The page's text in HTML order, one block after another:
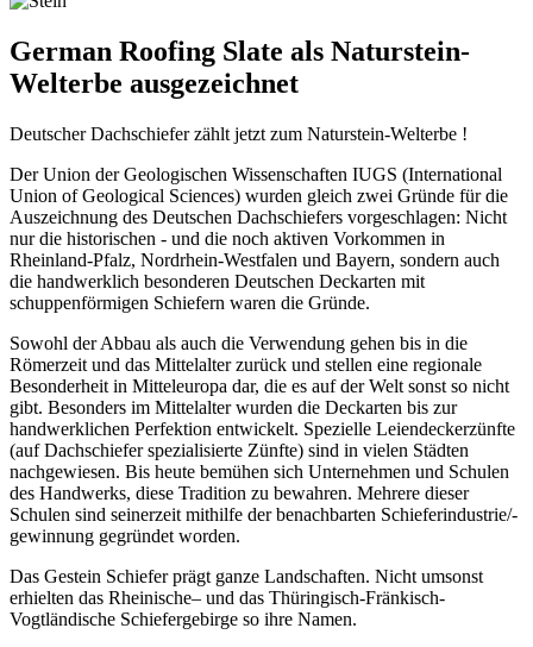
German Roofing Slate als Naturstein-
Welterbe ausgezeichnet
Deutscher Dachschiefer zählt jetzt zum Naturstein-Welterbe !
Der Union der Geologischen Wissenschaften IUGS (International
Union of Geological Sciences) wurden gleich zwei Gründe für die
Auszeichnung des Deutschen Dachschiefers vorgeschlagen: Nicht
nur die historischen - und die noch aktiven Vorkommen in
Rheinland-Pfalz, Nordrhein-Westfalen und Bayern, sondern auch
die handwerklich besonderen Deutschen Deckarten mit
schuppenförmigen Schiefern waren die Gründe.
Sowohl der Abbau als auch die Verwendung gehen bis in die
Römerzeit und das Mittelalter zurück und stellen eine regionale
Besonderheit in Mitteleuropa dar, die es auf der Welt sonst so nicht
gibt. Besonders im Mittelalter wurden die Deckarten bis zur
handwerklichen Perfektion entwickelt. Spezielle Leiendeckerzünfte
(auf Dachschiefer spezialisierte Zünfte) sind in vielen Städten
nachgewiesen. Bis heute bemühen sich Unternehmen und Schulen
des Handwerks, diese Tradition zu bewahren. Mehrere dieser
Schulen sind seinerzeit mithilfe der benachbarten Schieferindustrie/-
gewinnung gegründet worden.
Das Gestein Schiefer prägt ganze Landschaften. Nicht umsonst
erhielten das Rheinische– und das Thüringisch-Fränkisch-
Vogtländische Schiefergebirge so ihre Namen.